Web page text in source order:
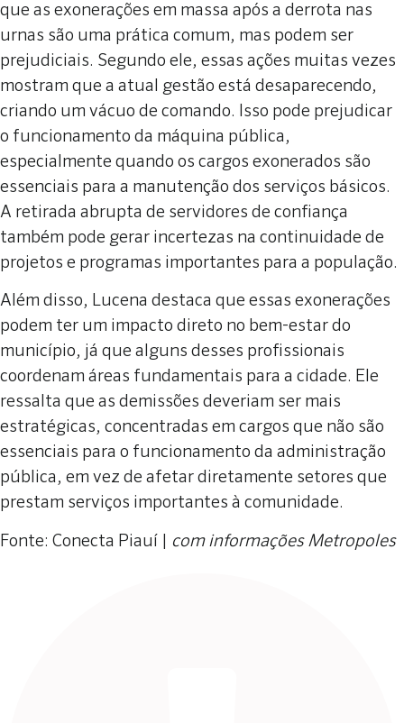
que as exonerações em massa após a derrota nas
urnas são uma prática comum, mas podem ser
prejudiciais. Segundo ele, essas ações muitas vezes
mostram que a atual gestão está desaparecendo,
criando um vácuo de comando. Isso pode prejudicar
o funcionamento da máquina pública,
especialmente quando os cargos exonerados são
essenciais para a manutenção dos serviços básicos.
A retirada abrupta de servidores de confiança
também pode gerar incertezas na continuidade de
projetos e programas importantes para a população.
Além disso, Lucena destaca que essas exonerações
podem ter um impacto direto no bem-estar do
município, já que alguns desses profissionais
coordenam áreas fundamentais para a cidade. Ele
ressalta que as demissões deveriam ser mais
estratégicas, concentradas em cargos que não são
essenciais para o funcionamento da administração
pública, em vez de afetar diretamente setores que
prestam serviços importantes à comunidade.
Fonte: Conecta Piauí | com informações Metropoles